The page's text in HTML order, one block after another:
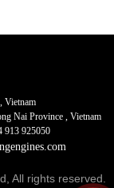
Vietnam
Nai Province , Vietnam
913 925050
All rights reserved.